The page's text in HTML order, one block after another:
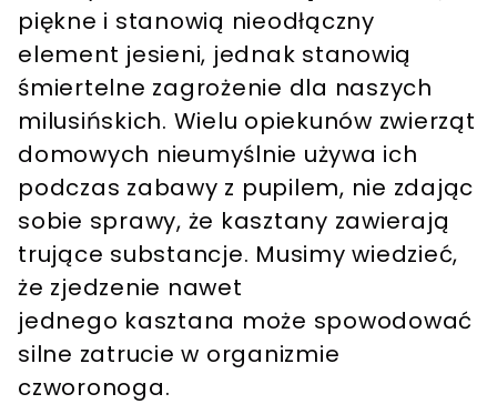
piękne i stanowią nieodłączny
element jesieni, jednak stanowią
śmiertelne zagrożenie dla naszych
milusińskich. Wielu opiekunów zwierząt
domowych nieumyślnie używa ich
podczas zabawy z pupilem, nie zdając
sobie sprawy, że kasztany zawierają
trujące substancje. Musimy wiedzieć,
że zjedzenie nawet
jednego kasztana może spowodować
silne zatrucie w organizmie
czworonoga.